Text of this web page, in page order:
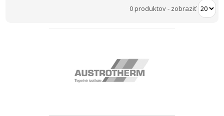
0 produktov- zobraziť